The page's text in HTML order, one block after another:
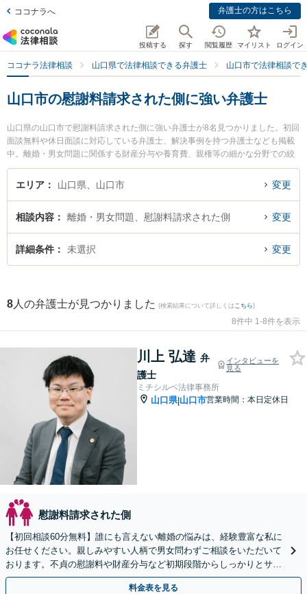
ココナラへ 弁護士の方はこちら
投稿する 探す 閲覧履歴 マイリスト ログイン
ココナラ法律相談 山口県で法律相談できる弁護士 山口市で法律相談で
山口市の慰謝料請求された側に強い弁護士
山口県の山口市で慰謝料請求された側に強い弁護士が8名見つかりました。初回
面談無料や休日面談に対応している弁護士、解決事例を持つ弁護士なども掲載
中。離婚・男女問題に関係する財産分与や養育費、親権等の細かな分野での絞
り込み検索もでき便利です。特にミチシルベ法律事務所の川上 弘達弁護士やベ
リーベスト法律事務所 山口オフィスの佐藤 充崇弁護士、ミチシルベ法律事務所
ぐに弁護士に相談したい』『慰謝料請求された側のトラブル解決の実績豊富な
近くの弁護士を検索したい』『初回相談無料で慰謝料請求された側を法律相談
できる山口市内の弁護士に相談予約したい』などでお困りの相談者さんにおす
エリア 山口県、山口市 変更
相談内容 離婚・男女問題、慰謝料請求された側 変更
詳細条件 未選択 変更
8 人の弁護士が見つかりました (検索結果について詳しくは こちら)
8件中 1-8件を表示
川上 弘達 弁
護士
インタビューを
見る
ミチシルベ法律事務所
山口県|山口市営業時間：本日定休日
慰謝料請求された側
【初回相談60分無料】誰にも言えない離婚の悩みは、経験豊富な私に
お任せください。親しみやすい人柄で男女問わずご相談をいただいて
おります。不貞の慰謝料や財産分与など初期段階からしっかりとサポ
ートいたします。【web面談可能】
料金表を見る